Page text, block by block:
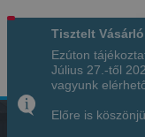
Hívjon
Tisztelt
Ezúton
Július 27.-től
vagyunk
Előre is